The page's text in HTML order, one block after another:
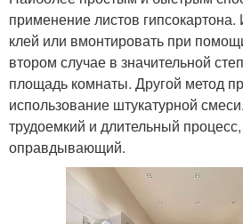
применение листов
клей или вмонтировать при
втором случае в значительной
площадь комнаты. Другой метод
использование штукатурной
трудоемкий и длительный
оправдывающий.